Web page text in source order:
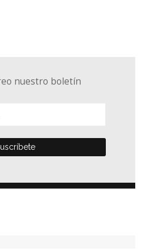
nuestro boletín